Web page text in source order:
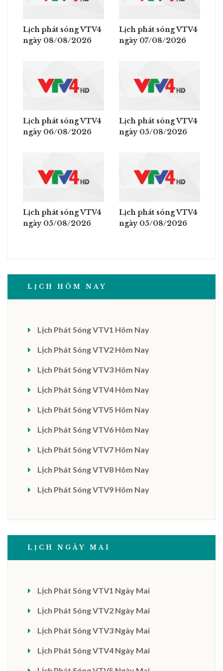
Lịch phát sóng VTV4
ngày 08/08/2026
Lịch phát sóng VTV4
ngày 07/08/2026
Lịch phát sóng VTV4
ngày 06/08/2026
Lịch phát sóng VTV4
ngày 05/08/2026
Lịch phát sóng VTV4
ngày 05/08/2026
Lịch phát sóng VTV4
ngày 05/08/2026
LỊCH HÔM NAY
Lịch Phát Sóng VTV1 Hôm Nay
Lịch Phát Sóng VTV2 Hôm Nay
Lịch Phát Sóng VTV3 Hôm Nay
Lịch Phát Sóng VTV4 Hôm Nay
Lịch Phát Sóng VTV5 Hôm Nay
Lịch Phát Sóng VTV6 Hôm Nay
Lịch Phát Sóng VTV7 Hôm Nay
Lịch Phát Sóng VTV8 Hôm Nay
Lịch Phát Sóng VTV9 Hôm Nay
LỊCH NGÀY MAI
Lịch Phát Sóng VTV1 Ngày Mai
Lịch Phát Sóng VTV2 Ngày Mai
Lịch Phát Sóng VTV3 Ngày Mai
Lịch Phát Sóng VTV4 Ngày Mai